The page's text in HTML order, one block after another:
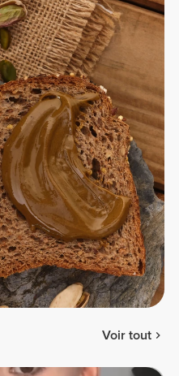
Voir tout